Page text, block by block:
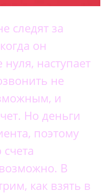
следят за
он
наступает
не
и
Но деньги
поэтому
В
как взять в